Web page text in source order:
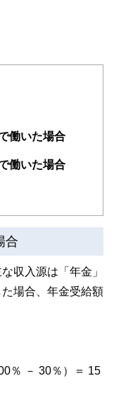
働いた場合
働いた場合
合
収入源は「年金」
場合、年金受給額
％ － 30％）＝ 15